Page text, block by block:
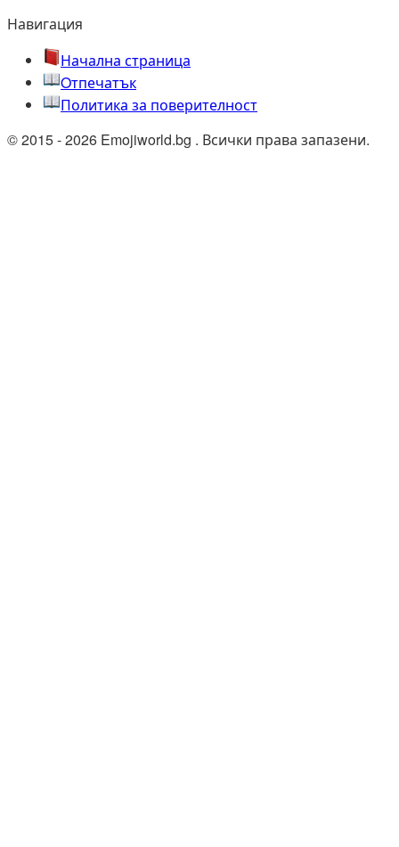
Навигация
Начална страница
Oтпечатък
Политика за поверителност
© 2015 - 2026 Emojiworld.bg . Всички права запазени.